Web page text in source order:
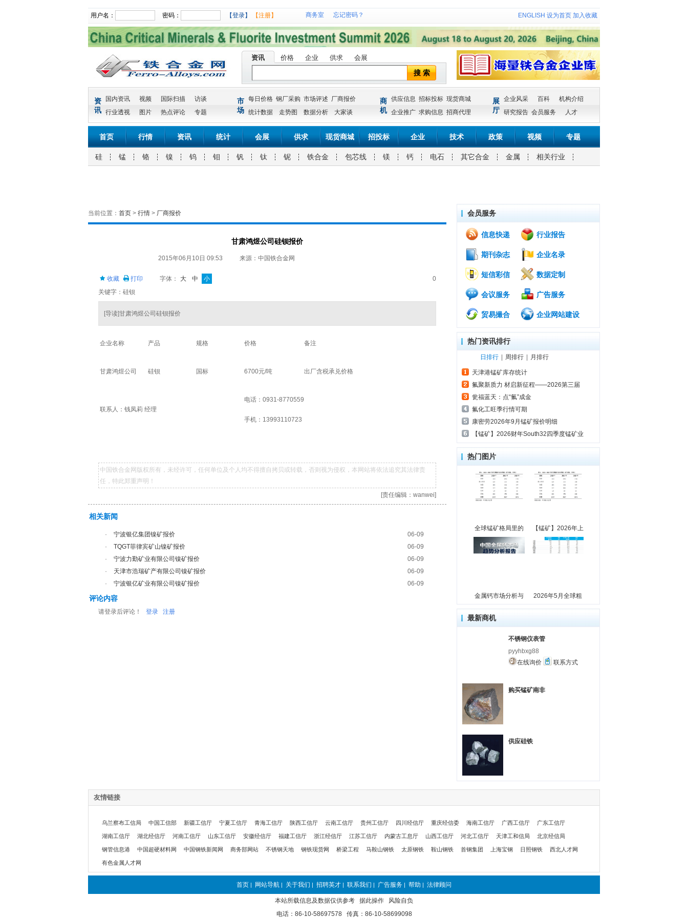
用户名： 密码： 【登录】 【注册】 商务室 忘记密码？ ENGLISH 设为首页 加入收藏
资讯 价格 企业 供求 会展
搜 索
资
讯
国内资讯 视频 国际扫描
访谈
行业透视
图片 热点评论 专题
市
场
每日价格 钢厂采购 市场评述 厂商报价
统计数据
走势图 数据分析 大家谈
商
机
供应信息 招标投标 现货商城
企业推广 求购信息 招商代理
展
厅
企业风采 百科
机构介绍
研究报告 会员服务 人才
首页 行情 资讯 统计 会展 供求 现货商城 招投标 企业 技术 政策 视频 专题
硅 锰 铬 镍 钨 钼 钒 钛 铌 铁合金 包芯线 镁 钙 电石 其它合金 金属 相关行业
当前位置： 首页 > 行情 > 厂商报价
甘肃鸿煜公司硅钡报价
2015年06月10日 09:53 来源：中国铁合金网
收藏 打印 字体： 大 中 小
0
关键字：硅钡
[导读]甘肃鸿煜公司硅钡报价
企业名称 产品 规格 价格 备注
甘肃鸿煜公司 硅钡 国标 6700元/吨 出厂含税承兑价格
联系人：钱凤莉 经理
电话：0931-8770559
手机：13993110723
中国铁合金网版权所有，未经许可，任何单位及个人均不得擅自拷贝或转载，否则视为侵权，本网站将依法追究其法律责
任，特此郑重声明！
[责任编辑：wanwei]
相关新闻
· 宁波银亿集团镍矿报价
06-09
·
TQGT菲律宾矿山镍矿报价
06-09
·
宁波力勤矿业有限公司镍矿报价
06-09
·
天津市浩瑞矿产有限公司镍矿报价
06-09
·
宁波银亿矿业有限公司镍矿报价 06-09
评论内容
请登录后评论！ 登录 注册
会员服务
信息快递 行业报告
期刊杂志 企业名录
短信彩信 数据定制
会议服务 广告服务
贸易撮合 企业网站建设
热门资讯排行
日排行 周排行 月排行
天津港锰矿库存统计
氟聚新质力 材启新征程——2026第三届
瓮福蓝天：点“氟”成金
氟化工旺季行情可期
康密劳2026年9月锰矿报价明细
【锰矿】2026财年South32四季度锰矿业
热门图片
全球锰矿格局里的 【锰矿】2026年上
金属钙市场分析与 2026年5月全球粗
最新商机
不锈钢仪表管
pyyhbxg88
在线询价
联系方式
购买锰矿南非
供应硅铁
友情链接
乌兰察布工信局 中国工信部 新疆工信厅 宁夏工信厅 青海工信厅 陕西工信厅 云南工信厅 贵州工信厅 四川经信厅 重庆经信委 海南工信厅 广西工信厅 广东工信厅
湖南工信厅 湖北经信厅 河南工信厅 山东工信厅 安徽经信厅 福建工信厅 浙江经信厅 江苏工信厅 内蒙古工息厅 山西工信厅 河北工信厅 天津工和信局 北京经信局
钢管信息港 中国超硬材料网 中国钢铁新闻网 商务部网站 不锈钢天地 钢铁现货网 桥梁工程 马鞍山钢铁 太原钢铁 鞍山钢铁 首钢集团 上海宝钢 日照钢铁 西北人才网
有色金属人才网
首页 | 网站导航 | 关于我们 | 招聘英才 | 联系我们 | 广告服务 | 帮助 | 法律顾问
本站所载信息及数据仅供参考 据此操作 风险自负
电话：86-10-58697578 传真：86-10-58699098